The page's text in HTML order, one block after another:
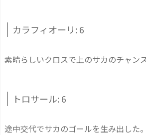
カラフィオーリ: 6
素晴らしいクロスで上のサカのチャン
トロサール: 6
途中交代でサカのゴールを生み出した。